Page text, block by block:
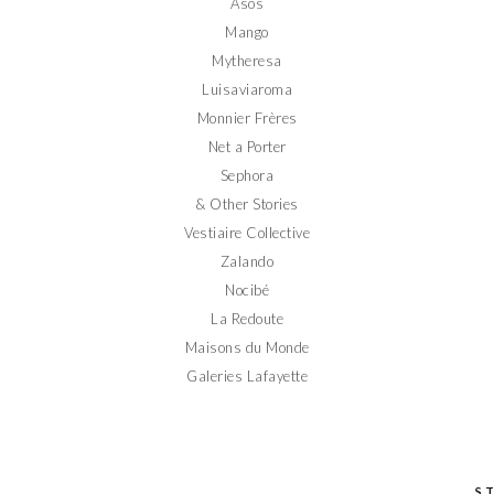
Asos
Mango
Mytheresa
Luisaviaroma
Monnier Frères
Net a Porter
Sephora
& Other Stories
Vestiaire Collective
Zalando
Nocibé
La Redoute
Maisons du Monde
Galeries Lafayette